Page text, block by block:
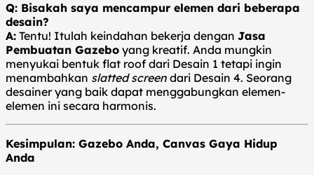
Q: Bisakah saya mencampur elemen dari beberapa
desain?
A: Tentu! Itulah keindahan bekerja dengan Jasa
Pembuatan Gazebo yang kreatif. Anda mungkin
menyukai bentuk flat roof dari Desain 1 tetapi ingin
menambahkan slatted screen dari Desain 4. Seorang
desainer yang baik dapat menggabungkan elemen-
elemen ini secara harmonis.
Kesimpulan: Gazebo Anda, Canvas Gaya Hidup
Anda